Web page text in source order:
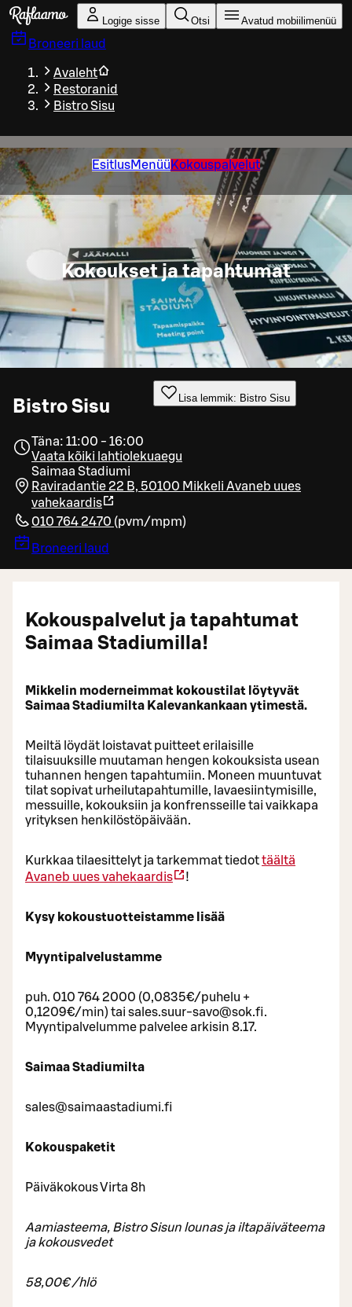
Liigu peamise sisu juurde
Logige sisse Otsi Avatud mobiilimenüü
Broneeri laud
Avaleht
Restoranid
Bistro Sisu
EsitlusMenüü Kokouspalvelut
Kokoukset ja tapahtumat
Bistro Sisu Lisa lemmik: Bistro Sisu
Täna: 11:00 - 16:00
Vaata kõiki lahtiolekuaegu
Saimaa Stadiumi
Raviradantie 22 B, 50100 Mikkeli Avaneb uues
vahekaardis
010 764 2470 (pvm/mpm)
Broneeri laud
Kokouspalvelut ja tapahtumat
Saimaa Stadiumilla!
Mikkelin moderneimmat kokoustilat löytyvät
Saimaa Stadiumilta Kalevankankaan ytimestä.
Meiltä löydät loistavat puitteet erilaisille
tilaisuuksille muutaman hengen kokouksista usean
tuhannen hengen tapahtumiin. Moneen muuntuvat
tilat sopivat urheilutapahtumille, lavaesiintymisille,
messuille, kokouksiin ja konfrensseille tai vaikkapa
yrityksen henkilöstöpäivään.
Kurkkaa tilaesittelyt ja tarkemmat tiedottäältä
Avaneb uues vahekaardis
!
Kysy kokoustuotteistamme lisää
Myyntipalvelustamme
puh. 010 764 2000 (0,0835€/puhelu +
0,1209€/min) tai sales.suur-savo@sok.fi.
Myyntipalvelumme palvelee arkisin 8.17.
Saimaa Stadiumilta
sales@saimaastadiumi.fi
Kokouspaketit
Päiväkokous Virta 8h
Aamiasteema, Bistro Sisun lounas ja iltapäiväteema
ja kokousvedet
58,00€ /hlö